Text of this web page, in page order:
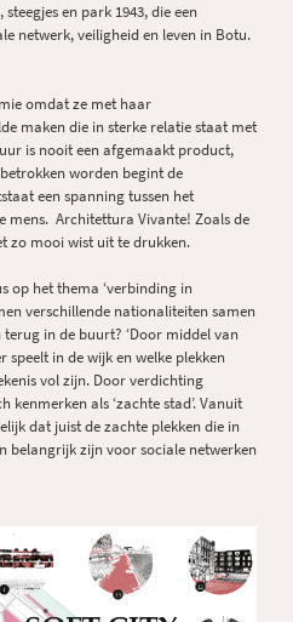
en park 1943, die een
netwerk, veiligheid en leven in Botu.
omdat ze met haar
maken die in sterke relatie staat met
is nooit een afgemaakt product,
worden begint de
een spanning tussen het
mens. Architettura Vivante! Zoals de
zo mooi wist uit te drukken.
op het thema ‘verbinding in
verschillende nationaliteiten samen
in de buurt? ‘Door middel van
in de wijk en welke plekken
vol zijn. Door verdichting
als ‘zachte stad’. Vanuit
dat juist de zachte plekken die in
belangrijk zijn voor sociale netwerken